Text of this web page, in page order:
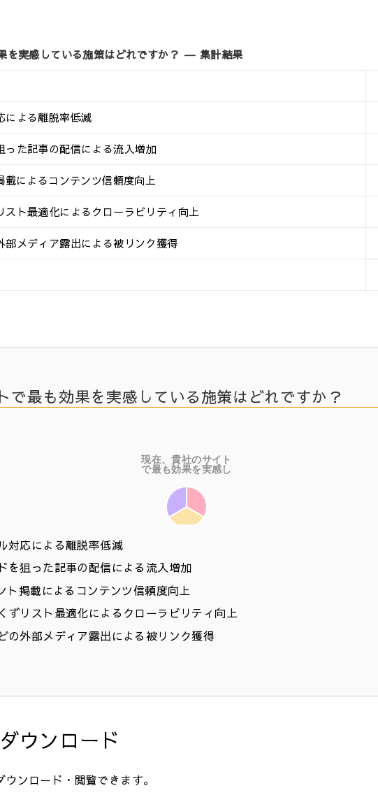
を実感している施策はどれですか？ ― 集計結果
による離脱率低減
った記事の配信による流入増加
によるコンテンツ信頼度向上
スト最適化によるクローラビリティ向上
部メディア露出による被リンク獲得
で最も効果を実感している施策はどれですか？
対応による離脱率低減
を狙った記事の配信による流入増加
ト掲載によるコンテンツ信頼度向上
ずリスト最適化によるクローラビリティ向上
の外部メディア露出による被リンク獲得
ウンロード
ンロード・閲覧できます。